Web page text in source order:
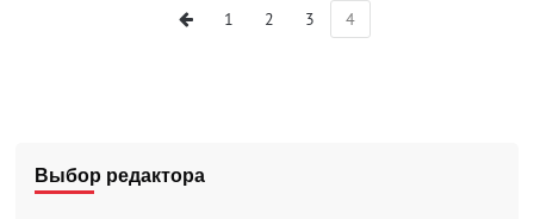
1 2 3 4
Выбор редактора